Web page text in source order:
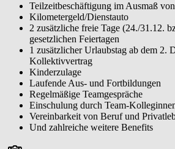
Teilzeitbeschäftigung im Ausmaß
Kilometergeld/Dienstauto
2 zusätzliche freie Tage (24./31.12.
gesetzlichen Feiertagen
1 zusätzlicher Urlaubstag ab dem 2.
Kollektivvertrag
Kinderzulage
Laufende Aus- und Fortbildungen
Regelmäßige Teamgespräche
Einschulung durch Team-
Vereinbarkeit von Beruf und
Und zahlreiche weitere Benefits